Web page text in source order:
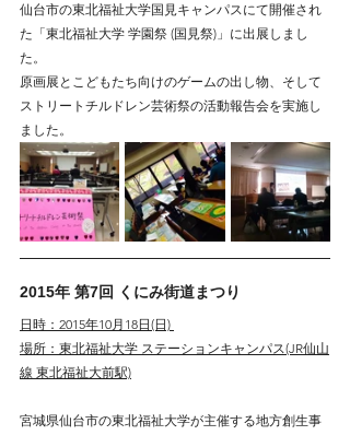
仙台市の東北福祉大学国見キャンパスにて開催され
た「東北福祉大学 学園祭 (国見祭)」に出展しまし
た。
原画展とこどもたち向けのゲームの出し物、そして
ストリートチルドレン芸術祭の活動報告会を実施し
ました。
2015年 第7回 くにみ街道まつり
日時：2015年10月18日(日)
場所：東北福祉大学 ステーションキャンパス(JR仙山
線 東北福祉大前駅)
宮城県仙台市の東北福祉大学が主催する地方創生事